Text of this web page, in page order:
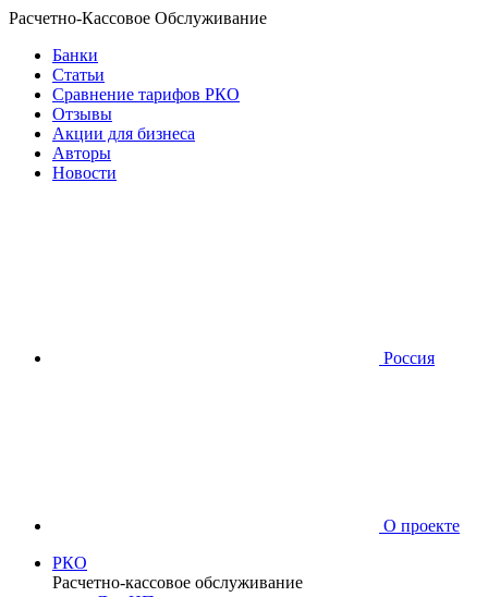
Расчетно-Кассовое Обслуживание
Банки
Статьи
Сравнение тарифов РКО
Отзывы
Акции для бизнеса
Авторы
Новости
Россия
О проекте
РКО
Расчетно-кассовое обслуживание